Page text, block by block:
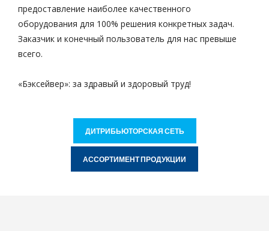
предоставление наиболее качественного
оборудования для 100% решения конкретных задач.
Заказчик и конечный пользователь для нас превыше
всего.
«Бэксейвер»: за здравый и здоровый труд!
ДИТРИБЬЮТОРСКАЯ СЕТЬ
АССОРТИМЕНТ ПРОДУКЦИИ